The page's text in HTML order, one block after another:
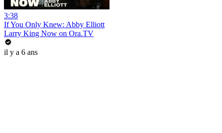
3:38
If You Only Knew: Abby Elliott
Larry King Now on Ora.TV
il y a 6 ans